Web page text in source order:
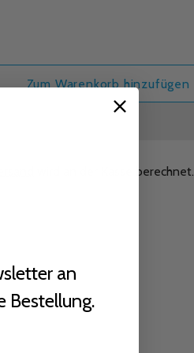
Zum Warenkorb hinzufügen
wird an der Kasse berechnet.
an
Bestellung.